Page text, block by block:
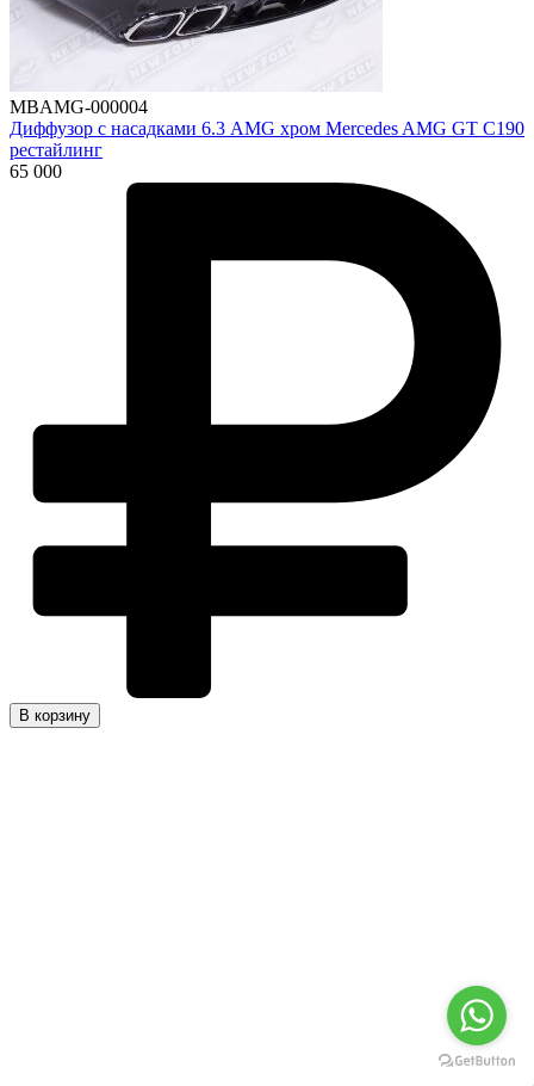
MBAMG-000004
Диффузор с насадками 6.3 AMG хром Mercedes AMG GT C190
рестайлинг
65 000
В корзину